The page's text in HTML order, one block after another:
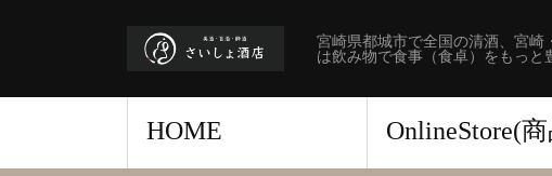
宮崎県都城市で全国の清酒、宮
は飲み物で食事（食卓）をもっと
HOME OnlineStore(